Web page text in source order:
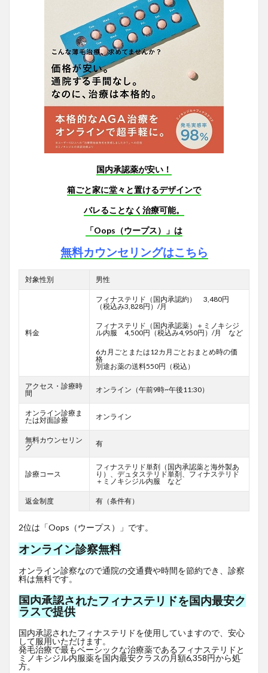
国内承認薬が安い！
箱ごと家に堂々と置けるデザインで
バレることなく治療可能。
「Oops（ウープス）」は
無料カウンセリングはこちら
対象性別 男性
料金
フィナステリド（国内承認約） 3,480円
（税込み3,828円）/月
フィナステリド（国内承認薬）＋ミノキシジ
ル内服 4,500円（税込み4,950円）/月 など
6カ月ごとまたは12カ月ごとおまとめ時の価
格
別途お薬の送料550円（税込）
アクセス・診療時
間
オンライン（午前9時~午後11:30）
オンライン診療ま
たは対面診療
オンライン
無料カウンセリン
グ
有
診療コース
フィナステリド単剤（国内承認薬と海外製あ
り）、デュタステリド単剤、フィナステリド
＋ミノキシジル内服 など
返金制度 有（条件有）
2位は「Oops（ウープス）」です。
オンライン診察無料
オンライン診察なので通院の交通費や時間を節約でき、診察
料は無料です。
国内承認されたフィナステリドを国内最安ク
ラスで提供
国内承認されたフィナステリドを使用していますので、安心
して服用いただけます。
発毛治療で最もベーシックな治療薬であるフィナステリドと
ミノキシジル内服薬を国内最安クラスの月額6,358円から処
方。